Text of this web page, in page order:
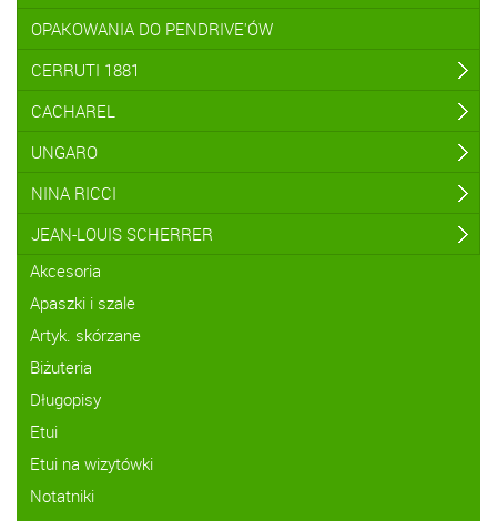
OPAKOWANIA DO PENDRIVE'ÓW
CERRUTI 1881
CACHAREL
UNGARO
NINA RICCI
JEAN-LOUIS SCHERRER
Akcesoria
Apaszki i szale
Artyk. skórzane
Biżuteria
Długopisy
Etui
Etui na wizytówki
Notatniki